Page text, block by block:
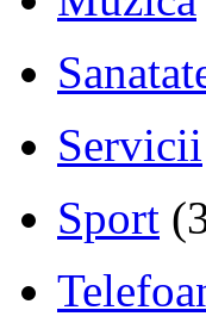
Servicii
Sport